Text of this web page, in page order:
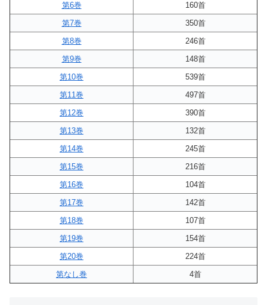
第6巻
160首
第7巻
350首
第8巻
246首
第9巻
148首
第10巻
539首
第11巻
497首
第12巻
390首
第13巻
132首
第14巻
245首
第15巻
216首
第16巻
104首
第17巻
142首
第18巻
107首
第19巻
154首
第20巻
224首
第なし巻
4首